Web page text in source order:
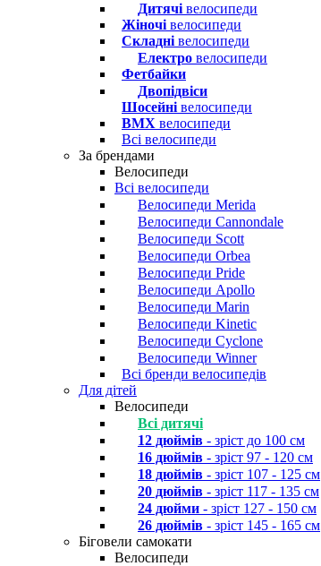
Дитячі велосипеди
Жіночі велосипеди
Складні велосипеди
Електро велосипеди
Фетбайки
Двопідвіси
Шосейні велосипеди
BMX велосипеди
Всі велосипеди
За брендами
Велосипеди
Всі велосипеди
Велосипеди Merida
Велосипеди Cannondale
Велосипеди Scott
Велосипеди Orbea
Велосипеди Pride
Велосипеди Apollo
Велосипеди Marin
Велосипеди Kinetic
Велосипеди Cyclone
Велосипеди Winner
Всі бренди велосипедів
Для дітей
Велосипеди
Всі дитячі
12 дюймів - зріст до 100 см
16 дюймів - зріст 97 - 120 см
18 дюймів - зріст 107 - 125 см
20 дюймів - зріст 117 - 135 см
24 дюйми - зріст 127 - 150 см
26 дюймів - зріст 145 - 165 см
Біговели самокати
Велосипеди